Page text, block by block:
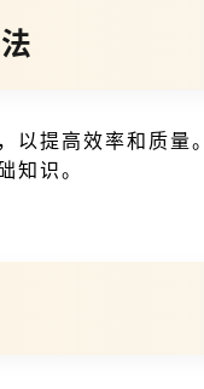
以提高效率和质
知识。